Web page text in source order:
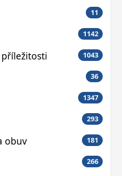
11
1142
1043
36
1347
293
obuv 181
266